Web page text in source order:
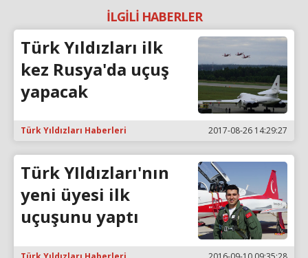
İLGİLİ HABERLER
Türk Yıldızları ilk
kez Rusya'da uçuş
yapacak
Türk Yıldızları Haberleri 2017-08-26 14:29:27
Türk YIldızları'nın
yeni üyesi ilk
uçuşunu yaptı